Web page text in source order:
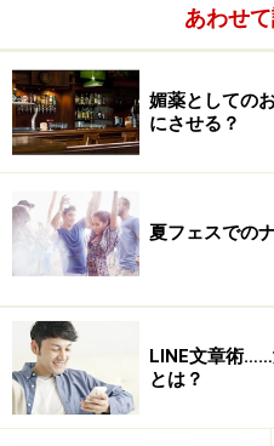
もなれば何処かしらでイベ
渋谷や六本木まで移動する
芦沢：
いや、そうとも限らないん
で若いコ向けのクラブであ
『 エーライフ 』『フラワー
ベント後は逆に客が増えるん
若いコ向けのクラブは「浴
からクラブには行かない」
まるから客が減る。でも大
のに踊っちゃってる私たち
あわせ
媚薬としての
にさせる？
夏フェスでの
LINE文章術……
とは？